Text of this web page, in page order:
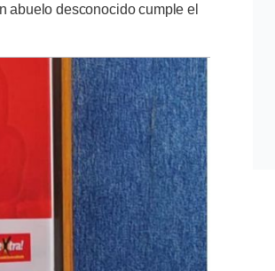
abuelo desconocido cumple el